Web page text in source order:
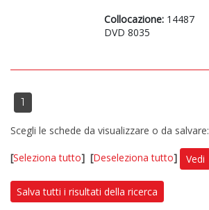
Collocazione: 14487
DVD 8035
1
Scegli le schede da visualizzare o da salvare:
[Seleziona tutto] [Deseleziona tutto] Vedi
Salva tutti i risultati della ricerca